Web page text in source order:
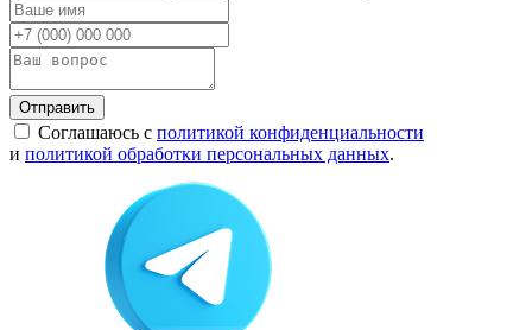
Отправить
Соглашаюсь с политикой конфиденциальности
и политикой обработки персональных данных.